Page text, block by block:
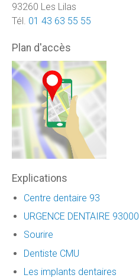
93260 Les Lilas
Tél. 01 43 63 55 55
Plan d'accès
Explications
Centre dentaire 93
URGENCE DENTAIRE 93000
Sourire
Dentiste CMU
Les implants dentaires